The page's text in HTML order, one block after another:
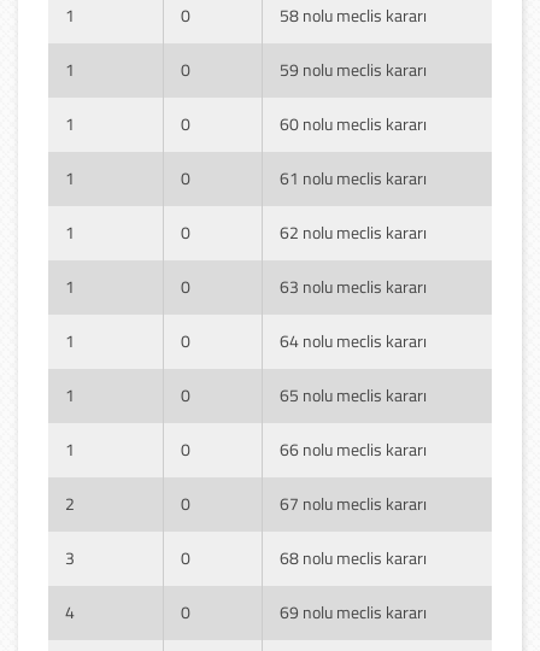
1 0 58 nolu meclis kararı
1 0 59 nolu meclis kararı
1 0 60 nolu meclis kararı
1 0 61 nolu meclis kararı
1 0 62 nolu meclis kararı
1 0 63 nolu meclis kararı
1 0 64 nolu meclis kararı
1 0 65 nolu meclis kararı
1 0 66 nolu meclis kararı
2 0 67 nolu meclis kararı
3 0 68 nolu meclis kararı
4 0 69 nolu meclis kararı